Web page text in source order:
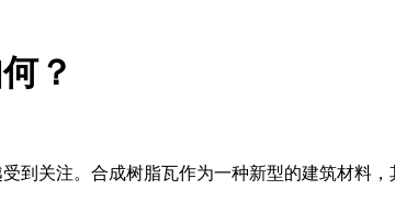
？
到关注。合成树脂瓦作为一种新型的建筑材料